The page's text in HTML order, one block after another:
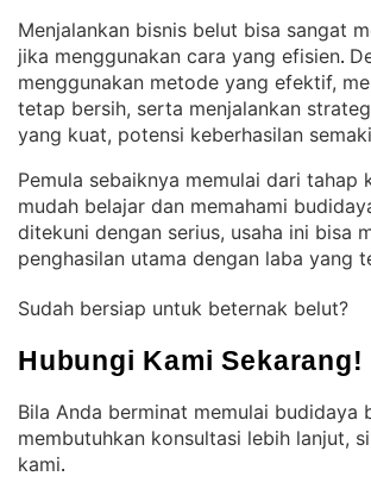
Menjalankan bisnis belut bisa sangat
jika menggunakan cara yang efisien.
menggunakan metode yang efektif,
tetap bersih, serta menjalankan
yang kuat, potensi keberhasilan
Pemula sebaiknya memulai dari tahap
mudah belajar dan memahami
ditekuni dengan serius, usaha ini bisa
penghasilan utama dengan laba yang
Sudah bersiap untuk beternak belut?
Hubungi Kami Sekarang!
Bila Anda berminat memulai budidaya
membutuhkan konsultasi lebih lanjut,
kami.